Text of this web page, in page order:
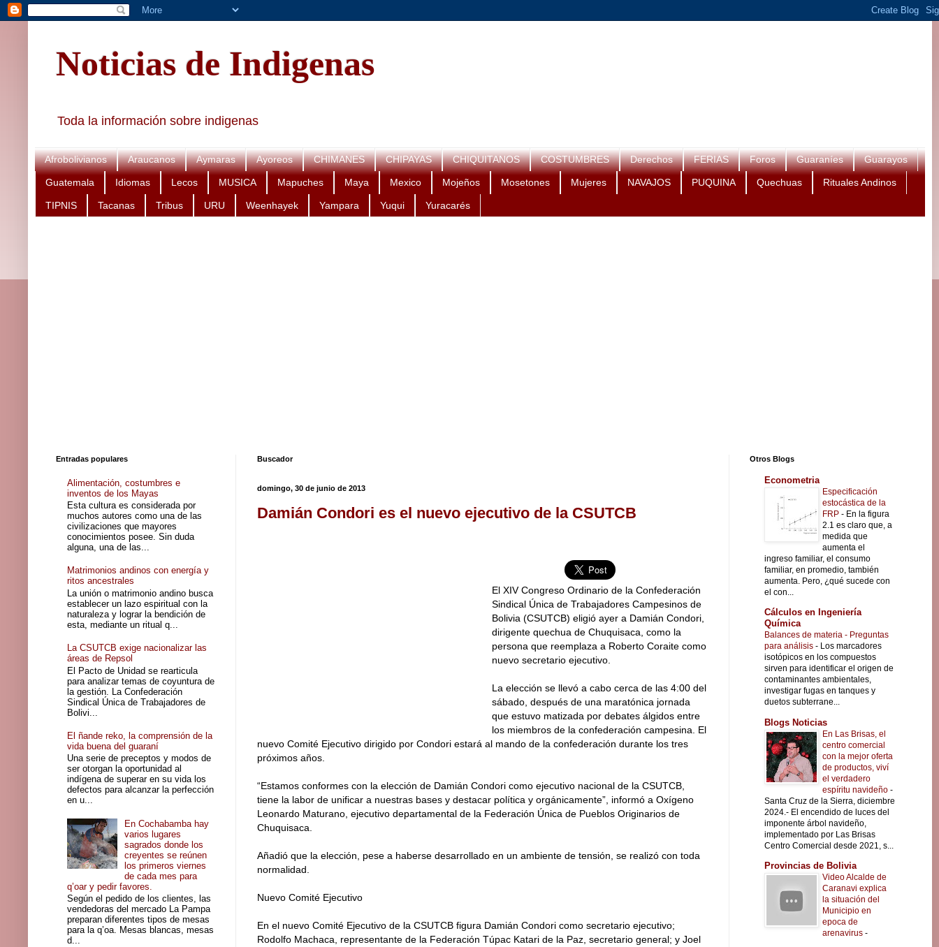
Noticias de Indigenas
Toda la información sobre indigenas
Afrobolivianos Araucanos Aymaras Ayoreos CHIMANES CHIPAYAS CHIQUITANOS COSTUMBRES Derechos FERIAS Foros Guaraníes Guarayos
Guatemala Idiomas Lecos MUSICA Mapuches Maya Mexico Mojeños Mosetones Mujeres NAVAJOS PUQUINA Quechuas Rituales Andinos
TIPNIS Tacanas Tribus URU Weenhayek Yampara Yuqui Yuracarés
Buscador
domingo, 30 de junio de 2013
Damián Condori es el nuevo ejecutivo de la CSUTCB
El XIV Congreso Ordinario de la Confederación
Sindical Única de Trabajadores Campesinos de
Bolivia (CSUTCB) eligió ayer a Damián Condori,
dirigente quechua de Chuquisaca, como la
persona que reemplaza a Roberto Coraite como
nuevo secretario ejecutivo.
La elección se llevó a cabo cerca de las 4:00 del
sábado, después de una maratónica jornada
que estuvo matizada por debates álgidos entre
los miembros de la confederación campesina. El
nuevo Comité Ejecutivo dirigido por Condori estará al mando de la confederación durante los tres
próximos años.
“Estamos conformes con la elección de Damián Condori como ejecutivo nacional de la CSUTCB,
tiene la labor de unificar a nuestras bases y destacar política y orgánicamente”, informó a Oxígeno
Leonardo Maturano, ejecutivo departamental de la Federación Única de Pueblos Originarios de
Chuquisaca.
Añadió que la elección, pese a haberse desarrollado en un ambiente de tensión, se realizó con toda
normalidad.
Nuevo Comité Ejecutivo
En el nuevo Comité Ejecutivo de la CSUTCB figura Damián Condori como secretario ejecutivo;
Rodolfo Machaca, representante de la Federación Túpac Katari de la Paz, secretario general; y Joel
Entradas populares
Alimentación, costumbres e
inventos de los Mayas
Esta cultura es considerada por
muchos autores como una de las
civilizaciones que mayores
conocimientos posee. Sin duda
alguna, una de las...
Matrimonios andinos con energía y
ritos ancestrales
La unión o matrimonio andino busca
establecer un lazo espiritual con la
naturaleza y lograr la bendición de
esta, mediante un ritual q...
La CSUTCB exige nacionalizar las
áreas de Repsol
El Pacto de Unidad se rearticula
para analizar temas de coyuntura de
la gestión. La Confederación
Sindical Única de Trabajadores de
Bolivi...
El ñande reko, la comprensión de la
vida buena del guaraní
Una serie de preceptos y modos de
ser otorgan la oportunidad al
indígena de superar en su vida los
defectos para alcanzar la perfección
en u...
En Cochabamba hay
varios lugares
sagrados donde los
creyentes se reúnen
los primeros viernes
de cada mes para
q’oar y pedir favores.
Según el pedido de los clientes, las
vendedoras del mercado La Pampa
preparan diferentes tipos de mesas
para la q’oa. Mesas blancas, mesas
d...
Otros Blogs
Econometria
Especificación
estocástica de la
FRP - En la figura
2.1 es claro que, a
medida que
aumenta el
ingreso familiar, el consumo
familiar, en promedio, también
aumenta. Pero, ¿qué sucede con
el con...
Cálculos en Ingeniería
Química
Balances de materia - Preguntas
para análisis - Los marcadores
isotópicos en los compuestos
sirven para identificar el origen de
contaminantes ambientales,
investigar fugas en tanques y
duetos subterrane...
Blogs Noticias
En Las Brisas, el
centro comercial
con la mejor oferta
de productos, viví
el verdadero
espíritu navideño -
Santa Cruz de la Sierra, diciembre
2024.- El encendido de luces del
imponente árbol navideño,
implementado por Las Brisas
Centro Comercial desde 2021, s...
Provincias de Bolivia
Video Alcalde de
Caranavi explica
la situación del
Municipio en
epoca de
arenavirus -